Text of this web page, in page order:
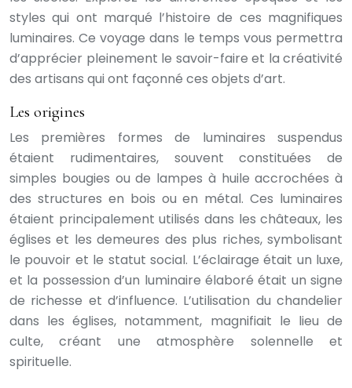
styles qui ont marqué l’histoire de ces magnifiques
luminaires. Ce voyage dans le temps vous permettra
d’apprécier pleinement le savoir-faire et la créativité
des artisans qui ont façonné ces objets d’art.
Les origines
Les premières formes de luminaires suspendus
étaient rudimentaires, souvent constituées de
simples bougies ou de lampes à huile accrochées à
des structures en bois ou en métal. Ces luminaires
étaient principalement utilisés dans les châteaux, les
églises et les demeures des plus riches, symbolisant
le pouvoir et le statut social. L’éclairage était un luxe,
et la possession d’un luminaire élaboré était un signe
de richesse et d’influence. L’utilisation du chandelier
dans les églises, notamment, magnifiait le lieu de
culte, créant une atmosphère solennelle et
spirituelle.